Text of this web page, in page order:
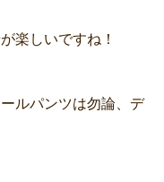
楽しいですね！
ルパンツは勿論、デ